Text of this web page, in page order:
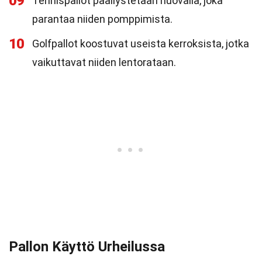
parantaa niiden pomppimista.
10
Golfpallot koostuvat useista kerroksista, jotka
vaikuttavat niiden lentorataan.
Pallon Käyttö Urheilussa